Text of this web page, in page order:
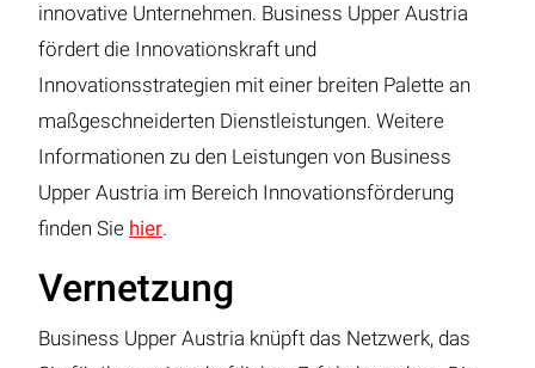
innovative Unternehmen. Business Upper Austria
fördert die Innovationskraft und
Innovationsstrategien mit einer breiten Palette an
maßgeschneiderten Dienstleistungen. Weitere
Informationen zu den Leistungen von Business
Upper Austria im Bereich Innovationsförderung
finden Sie hier.
Vernetzung
Business Upper Austria knüpft das Netzwerk, das